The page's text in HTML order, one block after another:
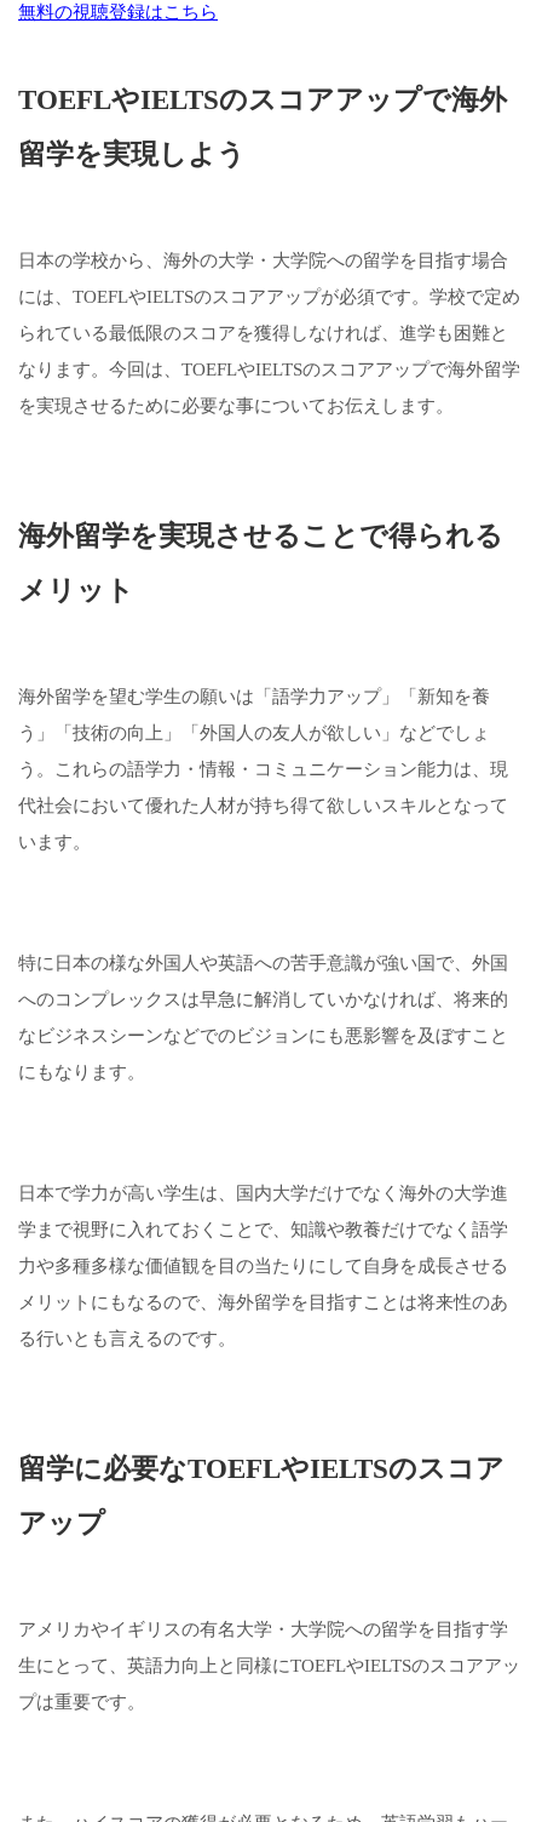
無料の視聴登録はこちら
TOEFLやIELTSのスコアアップで海外
留学を実現しよう
日本の学校から、海外の大学・大学院への留学を目指す場合
には、TOEFLやIELTSのスコアアップが必須です。学校で定め
られている最低限のスコアを獲得しなければ、進学も困難と
なります。今回は、TOEFLやIELTSのスコアアップで海外留学
を実現させるために必要な事についてお伝えします。
海外留学を実現させることで得られる
メリット
海外留学を望む学生の願いは「語学力アップ」「新知を養
う」「技術の向上」「外国人の友人が欲しい」などでしょ
う。これらの語学力・情報・コミュニケーション能力は、現
代社会において優れた人材が持ち得て欲しいスキルとなって
います。
特に日本の様な外国人や英語への苦手意識が強い国で、外国
へのコンプレックスは早急に解消していかなければ、将来的
なビジネスシーンなどでのビジョンにも悪影響を及ぼすこと
にもなります。
日本で学力が高い学生は、国内大学だけでなく海外の大学進
学まで視野に入れておくことで、知識や教養だけでなく語学
力や多種多様な価値観を目の当たりにして自身を成長させる
メリットにもなるので、海外留学を目指すことは将来性のあ
る行いとも言えるのです。
留学に必要なTOEFLやIELTSのスコア
アップ
アメリカやイギリスの有名大学・大学院への留学を目指す学
生にとって、英語力向上と同様にTOEFLやIELTSのスコアアッ
プは重要です。